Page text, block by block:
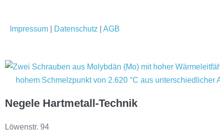
Impressum Datenschutz AGB
Negele Hartmetall-Technik
Löwenstr. 94